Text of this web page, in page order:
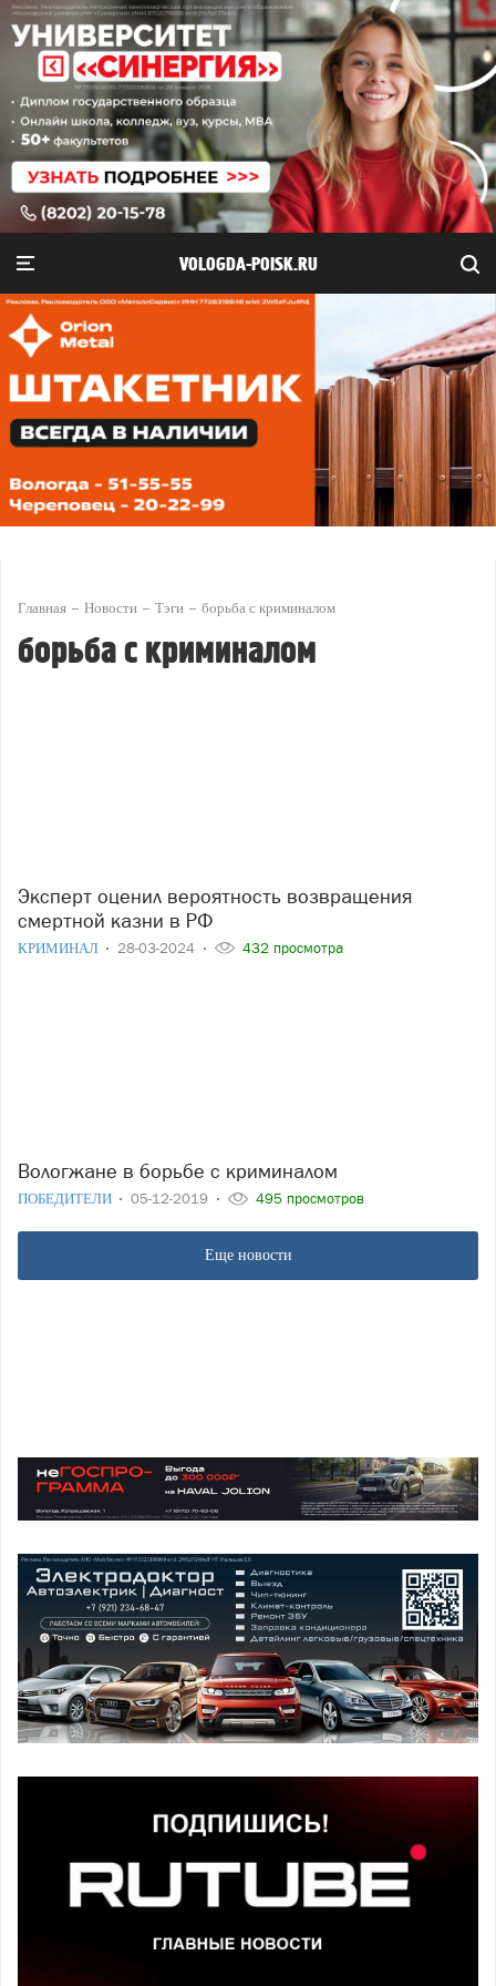
VOLOGDA-POISK.RU
Главная Новости Тэги борьба с криминалом
борьба с криминалом
Эксперт оценил вероятность возвращения
смертной казни в РФ
КРИМИНАЛ 28-03-2024 432 просмотра
Вологжане в борьбе с криминалом
ПОБЕДИТЕЛИ 05-12-2019 495 просмотров
Еще новости